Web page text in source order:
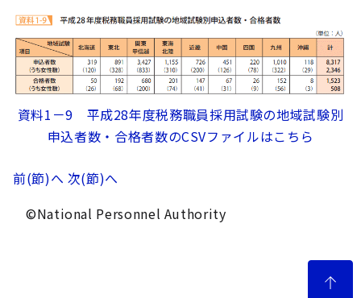
資料1－9 平成28年度税務職員採用試験の地域試験別
申込者数・合格者数のCSVファイルはこちら
前(節)へ 次(節)へ
©National Personnel Authority